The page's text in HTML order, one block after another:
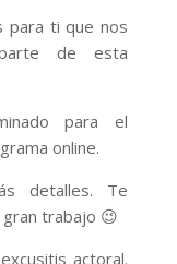
para ti que nos
de esta
para el
online.
detalles. Te
trabajo 😉
actoral.